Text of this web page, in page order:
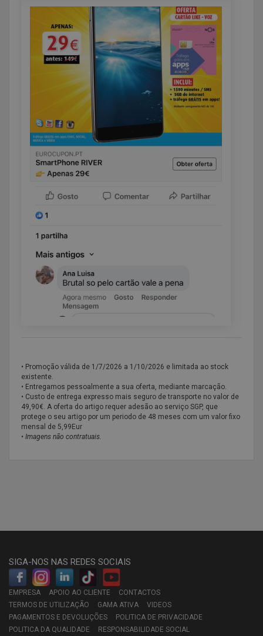
• Promoção válida de 1/7/2026 a 1/10/2026 e limitada ao stock
existente.
• Entregamos pessoalmente a sua oferta, mediante marcação.
• Custo de entrega expresso mais seguro de transporte no valor de
49,90€. A oferta do artigo requer adesão ao serviço SGP, que
protege o seu artigo por um periodo de 48 meses com um valor fixo
mensal de 5,99Eur
• Imagens não contratuais.
SIGA-NOS NAS REDES SOCIAIS
EMPRESA APOIO AO CLIENTE
CONTACTOS
TERMOS DE UTILIZAÇÃO
GAMA ATIVA
VIDEOS
PAGAMENTOS E DEVOLUÇÕES
POLITICA DE PRIVACIDADE
POLITICA DA QUALIDADE
RESPONSABILIDADE SOCIAL